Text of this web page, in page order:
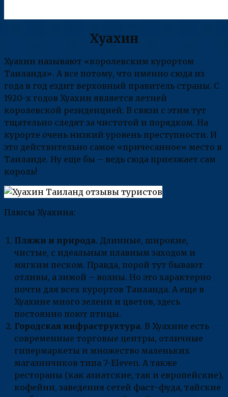
Хуахин
Хуахин называют «королевским курортом
Таиланда». А все потому, что именно сюда из
года в год ездит верховный правитель страны. С
1920-х годов Хуахин является летней
королевской резиденцией. В связи с этим тут
тщательно следят за чистотой и порядком. На
курорте очень низкий уровень преступности. И
это действительно самое «причесанное» место в
Таиланде. Ну еще бы – ведь сюда приезжает сам
король!
Плюсы Хуахина:
Пляжи и природа. Длинные, широкие,
чистые, с идеальным плавным заходом и
мягким песком. Правда, порой тут бывают
отливы, а зимой – волны. Но это характерно
почти для всех курортов Таиланда. А еще в
Хуахине много зелени и цветов, здесь
постоянно поют птицы.
Городская инфраструктура. В Хуахине есть
современные торговые центры, отличные
гипермаркеты и множество маленьких
магазинчиков типа 7-Eleven. А также
рестораны (как азиатские, так и европейские),
кофейни, заведения сетей фаст-фуда, тайские